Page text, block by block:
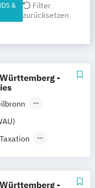
&
Filter
zurücksetzen
-
Horb am Neckar
Taxation
– Health -